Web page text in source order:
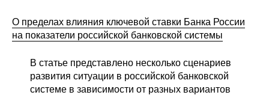
О пределах влияния ключевой ставки Банка России
на показатели российской банковской системы
В статье представлено несколько сценариев
развития ситуации в российской банковской
системе в зависимости от разных вариантов